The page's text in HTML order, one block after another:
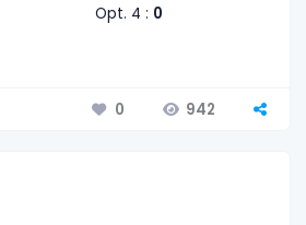
Opt. 4 : 0
0 942